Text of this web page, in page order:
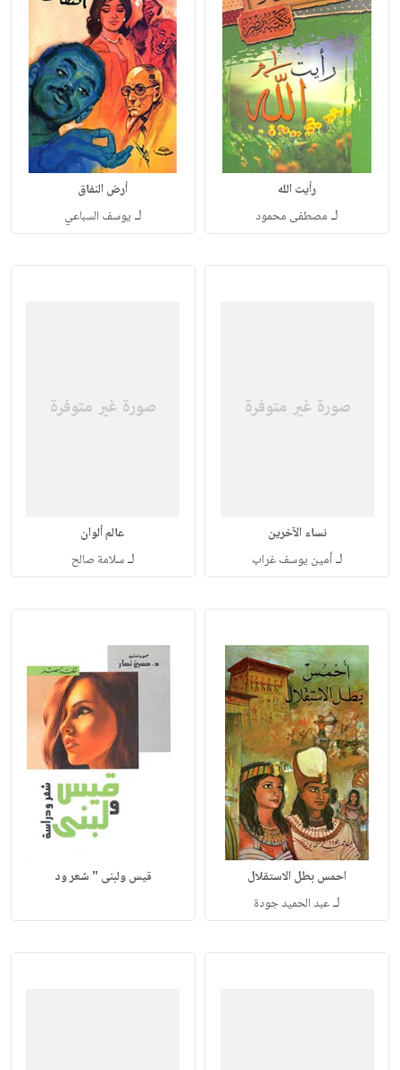
رأيت الله
لـ مصطفى محمود
أرض النفاق
لـ يوسف السباعي
نساء الآخرين
لـأمين يوسف غراب
عالم ألوان
لـسلامة صالح
احمس بطل الاستقلال
لـعبد الحميد جودة
قيس ولبنى " شعر ود